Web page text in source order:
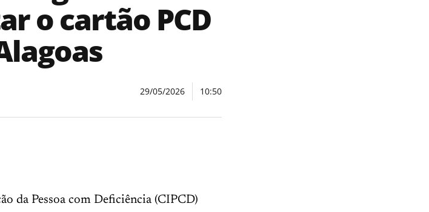
o cartão PCD
29/05/2026 10:50
da Pessoa com Deficiência (CIPCD)